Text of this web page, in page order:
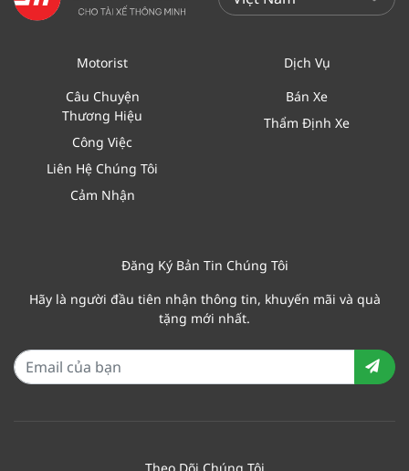
Motorist
Câu Chuyện
Thương Hiệu
Công Việc
Liên Hệ Chúng Tôi
Cảm Nhận
Dịch Vụ
Bán Xe
Thẩm Định Xe
Đăng Ký Bản Tin Chúng Tôi
Hãy là người đầu tiên nhận thông tin, khuyến mãi và quà
tặng mới nhất.